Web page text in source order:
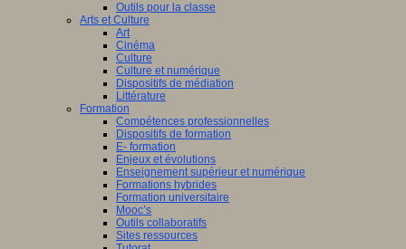
Outils pour la classe
Arts et Culture
Art
Cinéma
Culture
Culture et numérique
Dispositifs de médiation
Littérature
Formation
Compétences professionnelles
Dispositifs de formation
E- formation
Enjeux et évolutions
Enseignement supérieur et numérique
Formations hybrides
Formation universitaire
Mooc’s
Outils collaboratifs
Sites ressources